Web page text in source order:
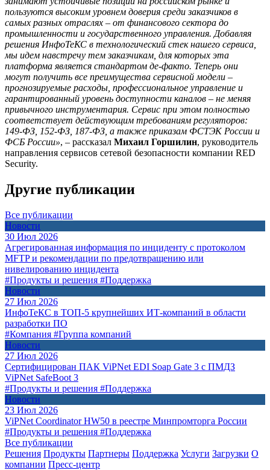
пользуются высоким уровнем доверия среди заказчиков в
самых разных отраслях – от финансового сектора до
промышленности и государственного управления. Добавляя
решения ИнфоТеКС в технологический стек нашего сервиса,
мы идем навстречу тем заказчикам, для которых эта
платформа является стандартом де-факто. Теперь они
могут получить все преимущества сервисной модели –
прогнозируемые расходы, профессиональное управление и
гарантированный уровень доступности каналов – не меняя
привычного инструментария. Сервис при этом полностью
соответствует действующим требованиям регуляторов:
149-ФЗ, 152-ФЗ, 187-ФЗ, а также приказам ФСТЭК России и
ФСБ России», – рассказал Михаил Горшилин, руководитель
направления сервисов сетевой безопасности компании RED
Security.
Другие публикации
Все публикации
Новости
30 Июл 2026
Агрегированная информация по инциденту с протоколом
MFTP и рекомендации по предотвращению или
нивелированию инцидента
#Продукты и решения #Поддержка
Новости
27 Июл 2026
ИнфоТеКС в ТОП-5 крупнейших ИТ-компаний в области
разработки ПО
#Компания #Группа компаний
Новости
27 Июл 2026
Сертифицирован ПАК ViPNet EDI Soap Gate 3 с ПМДЗ
ViPNet SafeBoot 3
#Продукты и решения #Поддержка
Новости
23 Июл 2026
ViPNet Coordinator HW50 в реестре Минпромторга России
#Продукты и решения #Поддержка
Все публикации
Решения Продукты Партнeры Поддержка Услуги Загрузки О
компании Пресс-центр